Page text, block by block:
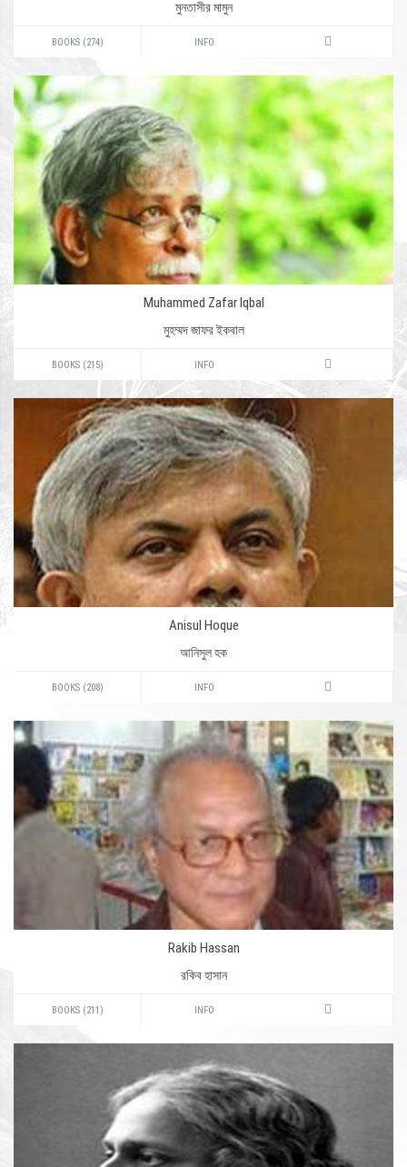
মুনতাসীর মামুন
BOOKS (274) INFO
Muhammed Zafar Iqbal
মুহম্মদ জাফর ইকবাল
BOOKS (215) INFO
Anisul Hoque
আনিসুল হক
BOOKS (208) INFO
Rakib Hassan
রকিব হাসান
BOOKS (211) INFO